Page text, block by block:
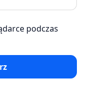
podczas